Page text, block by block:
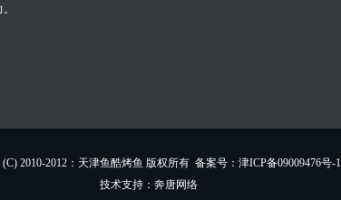
(C) 2010-2012：天津鱼酷烤鱼 版权所有 备案号：津ICP备09009476号-1
技术支持： 奔唐网络